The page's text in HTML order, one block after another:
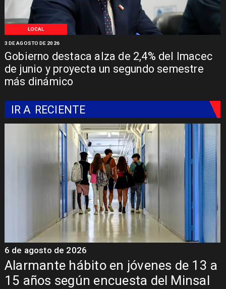
LOCAL
Gobierno destaca alza de 2,4% del Imacec
de junio y proyecta un segundo semestre
más dinámico
3 DE AGOSTO DE 2026
IR A RECIENTE
hábito en jóvenes de 13 a
según encuesta del Minsal
de 2026